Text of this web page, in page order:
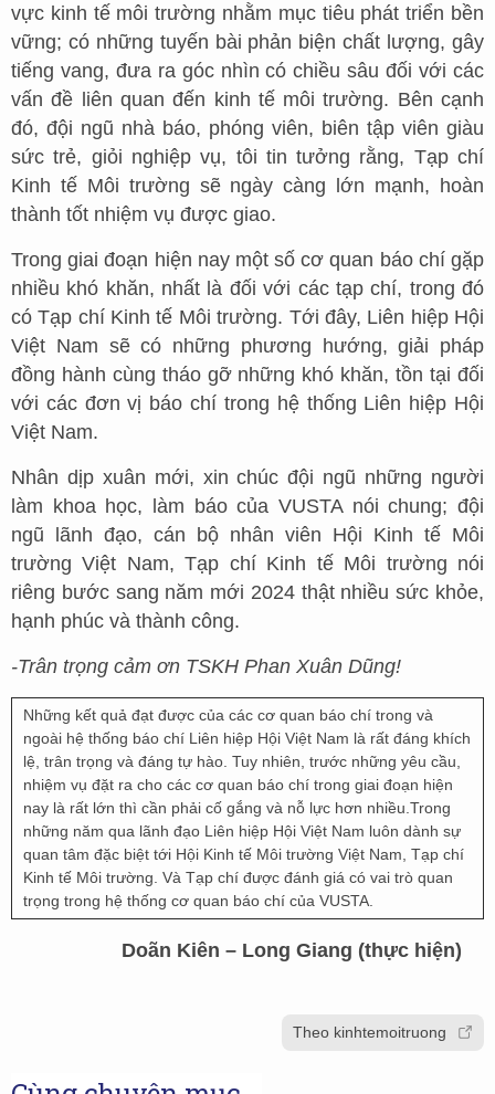
vực kinh tế môi trường nhằm mục tiêu phát triển bền
vững; có những tuyến bài phản biện chất lượng, gây
tiếng vang, đưa ra góc nhìn có chiều sâu đối với các
vấn đề liên quan đến kinh tế môi trường. Bên cạnh
đó, đội ngũ nhà báo, phóng viên, biên tập viên giàu
sức trẻ, giỏi nghiệp vụ, tôi tin tưởng rằng, Tạp chí
Kinh tế Môi trường sẽ ngày càng lớn mạnh, hoàn
thành tốt nhiệm vụ được giao.
Trong giai đoạn hiện nay một số cơ quan báo chí gặp
nhiều khó khăn, nhất là đối với các tạp chí, trong đó
có Tạp chí Kinh tế Môi trường. Tới đây, Liên hiệp Hội
Việt Nam sẽ có những phương hướng, giải pháp
đồng hành cùng tháo gỡ những khó khăn, tồn tại đối
với các đơn vị báo chí trong hệ thống Liên hiệp Hội
Việt Nam.
Nhân dịp xuân mới, xin chúc đội ngũ những người
làm khoa học, làm báo của VUSTA nói chung; đội
ngũ lãnh đạo, cán bộ nhân viên Hội Kinh tế Môi
trường Việt Nam, Tạp chí Kinh tế Môi trường nói
riêng bước sang năm mới 2024 thật nhiều sức khỏe,
hạnh phúc và thành công.
-Trân trọng cảm ơn TSKH Phan Xuân Dũng!
Những kết quả đạt được của các cơ quan báo chí trong và
ngoài hệ thống báo chí Liên hiệp Hội Việt Nam là rất đáng khích
lệ, trân trọng và đáng tự hào. Tuy nhiên, trước những yêu cầu,
nhiệm vụ đặt ra cho các cơ quan báo chí trong giai đoạn hiện
nay là rất lớn thì cần phải cố gắng và nỗ lực hơn nhiều.Trong
những năm qua lãnh đạo Liên hiệp Hội Việt Nam luôn dành sự
quan tâm đặc biệt tới Hội Kinh tế Môi trường Việt Nam, Tạp chí
Kinh tế Môi trường. Và Tạp chí được đánh giá có vai trò quan
trọng trong hệ thống cơ quan báo chí của VUSTA.
Doãn Kiên – Long Giang (thực hiện)
Theo kinhtemoitruong